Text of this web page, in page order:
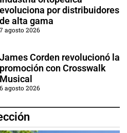
por distribuidores
alta gama
agosto 2026
Corden revolucionó la
con Crosswalk
agosto 2026